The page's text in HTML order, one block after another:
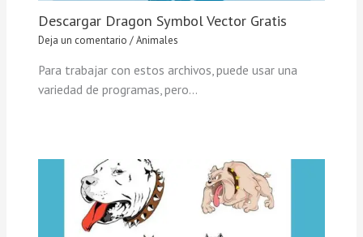
Descargar Dragon Symbol Vector Gratis
Deja un comentario /Animales
Para trabajar con estos archivos, puede usar una
variedad de programas, pero…